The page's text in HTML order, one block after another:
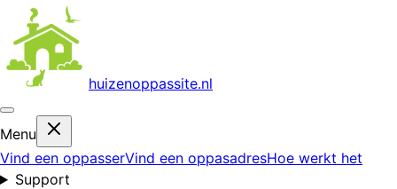
huizenoppassite.nl
Menu
Vind een oppasserVind een oppasadresHoe werkt het
Support